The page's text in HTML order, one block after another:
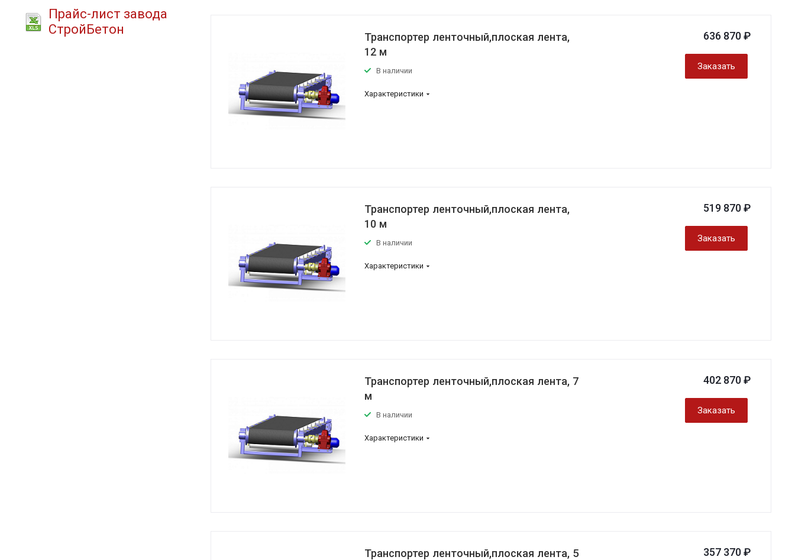
Транспортер ленточный,плоская лента,
12 м
В наличии
Характеристики
636 870 ₽
Заказать
Транспортер ленточный,плоская лента,
10 м
В наличии
Характеристики
519 870 ₽
Заказать
Транспортер ленточный,плоская лента, 7
м
В наличии
Характеристики
402 870 ₽
Заказать
Транспортер ленточный,плоская лента, 5
357 370 ₽
Прайс-лист завода
СтройБетон